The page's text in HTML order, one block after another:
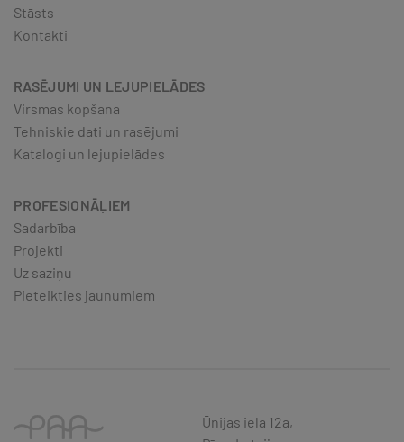
Stāsts
Kontakti
RASĒJUMI UN LEJUPIELĀDES
Virsmas kopšana
Tehniskie dati un rasējumi
Katalogi un lejupielādes
PROFESIONĀĻIEM
Sadarbība
Projekti
Uz saziņu
Pieteikties jaunumiem
Ūnijas iela 12a,